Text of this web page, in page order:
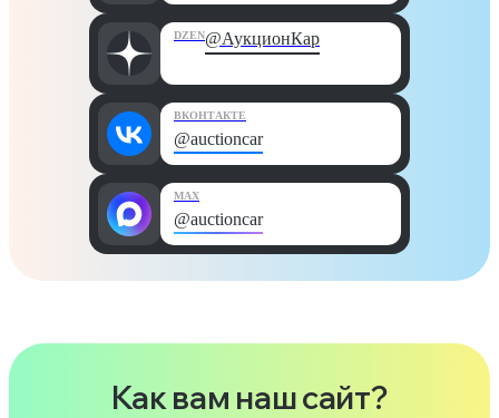
DZEN@АукционКар
ВКОНТАКТЕ
@auctioncar
MAX
@auctioncar
Как вам наш сайт?